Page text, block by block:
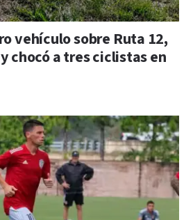
vehículo sobre Ruta 12,
chocó a tres ciclistas en